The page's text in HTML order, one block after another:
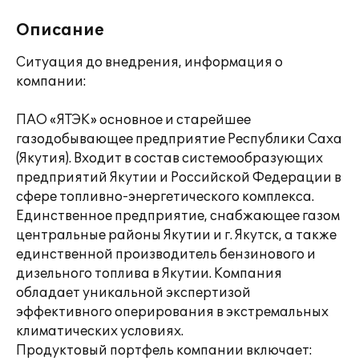
Описание
Ситуация до внедрения, информация о
компании:
ПАО «ЯТЭК» основное и старейшее
газодобывающее предприятие Республики Саха
(Якутия). Входит в состав системообразующих
предприятий Якутии и Российской Федерации в
сфере топливно-энергетического комплекса.
Единственное предприятие, снабжающее газом
центральные районы Якутии и г. Якутск, а также
единственной производитель бензинового и
дизельного топлива в Якутии. Компания
обладает уникальной экспертизой
эффективного оперирования в экстремальных
климатических условиях.
Продуктовый портфель компании включает: